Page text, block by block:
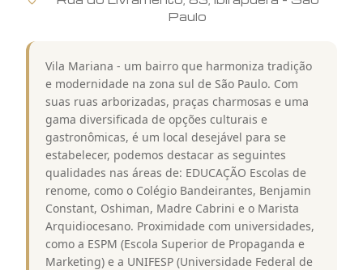
Paulo
Vila Mariana - um bairro que harmoniza tradição
e modernidade na zona sul de São Paulo. Com
suas ruas arborizadas, praças charmosas e uma
gama diversificada de opções culturais e
gastronômicas, é um local desejável para se
estabelecer, podemos destacar as seguintes
qualidades nas áreas de: EDUCAÇÃO Escolas de
renome, como o Colégio Bandeirantes, Benjamin
Constant, Oshiman, Madre Cabrini e o Marista
Arquidiocesano. Proximidade com universidades,
como a ESPM (Escola Superior de Propaganda e
Marketing) e a UNIFESP (Universidade Federal de